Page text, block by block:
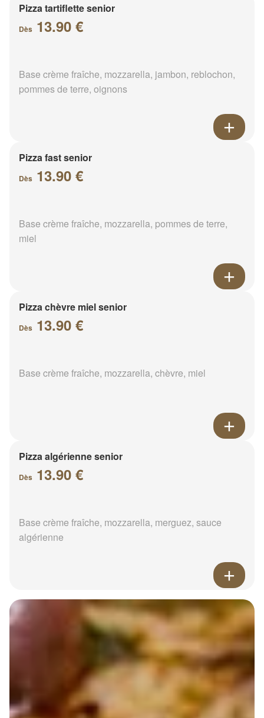
Pizza tartiflette senior
Dès 13.90 €
Base crème fraîche, mozzarella, jambon, reblochon,
pommes de terre, oignons
Pizza fast senior
Dès 13.90 €
Base crème fraîche, mozzarella, pommes de terre,
miel
Pizza chèvre miel senior
Dès 13.90 €
Base crème fraîche, mozzarella, chèvre, miel
Pizza algérienne senior
Dès 13.90 €
Base crème fraîche, mozzarella, merguez, sauce
algérienne